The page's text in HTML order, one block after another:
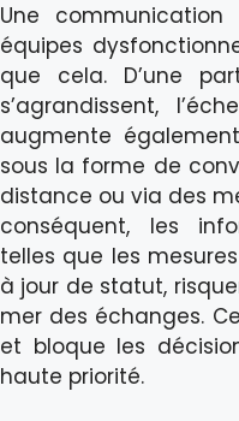
Une
équipes
que cela. D’une
s’agrandissent,
augmente
sous la forme de
distance ou via des
conséquent, les
telles que les
à jour de statut,
mer des échanges.
et bloque les
haute priorité.